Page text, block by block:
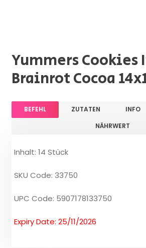
Yummers
Brainrot Cocoa
BEFEHL ZUTATEN INFO
NÄHRWERT
Inhalt: 14 Stück
SKU Code: 33750
UPC Code: 5907178133750
Expiry Date: 25/11/2026